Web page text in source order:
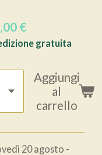
€
gratuita
Aggiungi
al
carrello
20 agosto -